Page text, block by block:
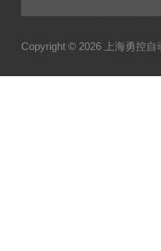
Copyright © 2026 上海勇控